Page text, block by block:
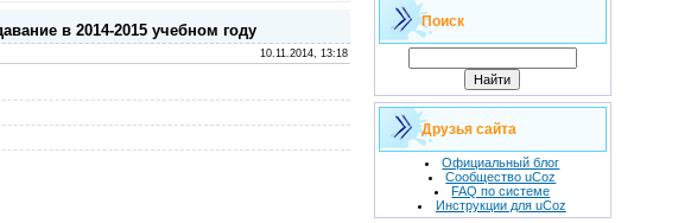
в 2014-2015 учебном году
10.11.2014, 13:18
Поиск
Друзья сайта
Официальный блог
Сообщество uCoz
FAQ по системе
Инструкции для uCoz